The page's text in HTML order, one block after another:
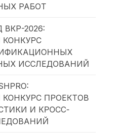
РАБОТ
ВКР-2026:
ИССЛЕДОВАНИЙ
ПРОЕКТОВ
И КРОСС-